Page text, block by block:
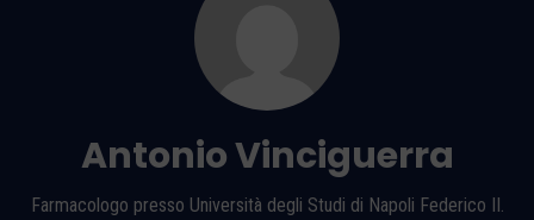
Antonio Vinciguerra
Farmacologo presso Università degli Studi di Napoli Federico II.